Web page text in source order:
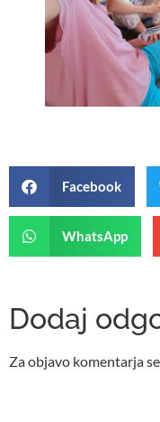
Facebook
WhatsApp
Dodaj
Za objavo komentarja